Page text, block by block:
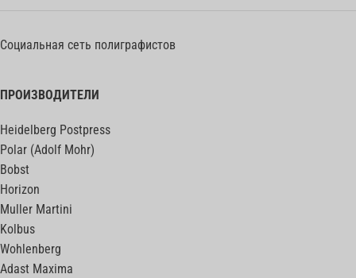
Социальная сеть полиграфистов
ПРОИЗВОДИТЕЛИ
Heidelberg Postpress
Polar (Adolf Mohr)
Bobst
Horizon
Muller Martini
Kolbus
Wohlenberg
Adast Maxima